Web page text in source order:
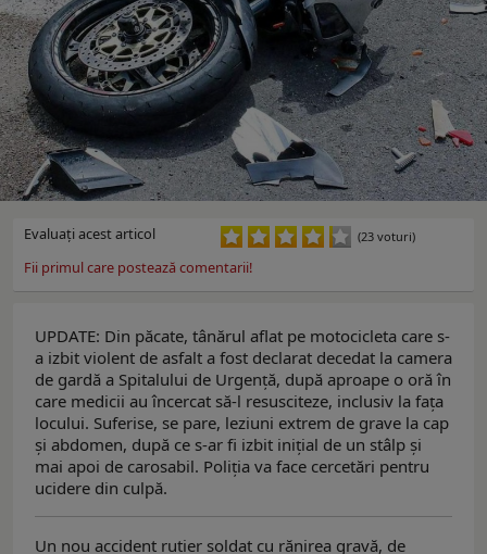
Evaluaţi acest articol (23 voturi)
Fii primul care postează comentarii!
UPDATE: Din păcate, tânărul aflat pe motocicleta care s-
a izbit violent de asfalt a fost declarat decedat la camera
de gardă a Spitalului de Urgență, după aproape o oră în
care medicii au încercat să-l resusciteze, inclusiv la fața
locului. Suferise, se pare, leziuni extrem de grave la cap
și abdomen, după ce s-ar fi izbit inițial de un stâlp și
mai apoi de carosabil. Poliția va face cercetări pentru
ucidere din culpă.
Un nou accident rutier soldat cu rănirea gravă, de